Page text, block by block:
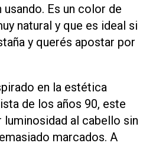
Es un color de
natural y que es ideal si
y querés apostar por
en la estética
de los años 90, este
al cabello sin
marcados. A